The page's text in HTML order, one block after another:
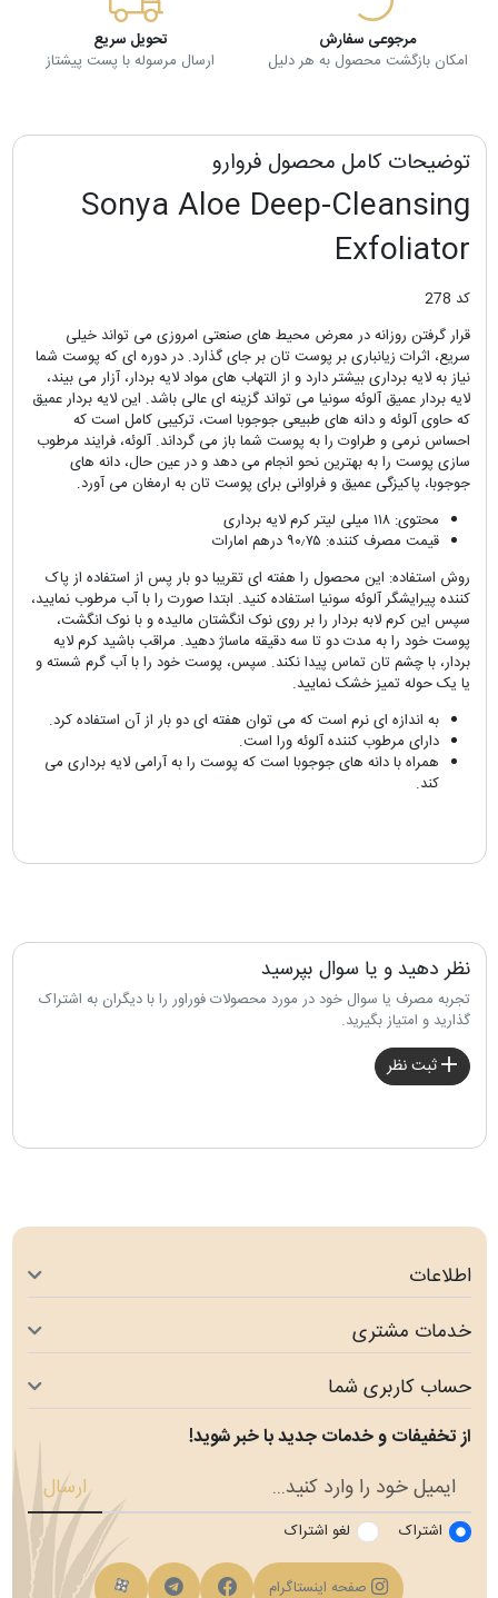
مرجوعی سفارش
امکان بازگشت محصول به هر دلیل
تحویل سریع
ارسال مرسوله با پست پیشتاز
توضیحات کامل محصول فروارو
Sonya Aloe Deep-Cleansing
Exfoliator
کد 278
قرار گرفتن روزانه در معرض محیط های صنعتی امروزی می تواند خیلی
سریع، اثرات زیانباری بر پوست تان بر جای گذارد. در دوره ای که پوست شما
نیاز به لایه برداری بیشتر دارد و از التهاب های مواد لایه بردار، آزار می بیند،
لایه بردار عمیق آلوئه سونیا می تواند گزینه ای عالی باشد. این لایه بردار عمیق
که حاوی آلوئه و دانه های طبیعی جوجوبا است، ترکیبی کامل است که
احساس نرمی و طراوت را به پوست شما باز می گرداند. آلوئه، فرایند مرطوب
سازی پوست را به بهترین نحو انجام می دهد و در عین حال، دانه های
جوجوبا، پاکیزگی عمیق و فراوانی برای پوست تان به ارمغان می آورد.
محتوی: ۱۱۸ میلی لیتر کرم لایه برداری
قیمت مصرف کننده: ۹۰٫۷۵ درهم امارات
روش استفاده: این محصول را هفته ای تقریبا دو بار پس از استفاده از پاک
کننده پیرایشگر آلوئه سونیا استفاده کنید. ابتدا صورت را با آب مرطوب نمایید،
سپس این کرم لابه بردار را بر روی نوک انگشتان مالیده و با نوک انگشت،
پوست خود را به مدت دو تا سه دقیقه ماساژ دهید. مراقب باشید کرم لایه
بردار، با چشم تان تماس پیدا نکند. سپس، پوست خود را با آب گرم شسته و
یا یک حوله تمیز خشک نمایید.
به اندازه ای نرم است که می توان هفته ای دو بار از آن استفاده کرد.
دارای مرطوب کننده آلوئه ورا است.
همراه با دانه های جوجوبا است که پوست را به آرامی لایه برداری می
کند.
نظر دهید و یا سوال بپرسید
تجربه مصرف یا سوال خود در مورد محصولات فوراور را با دیگران به اشتراک
گذارید و امتیاز بگیرید.
ثبت نظر
اطلاعات
خدمات مشتری
حساب کاربری شما
از تخفیفات و خدمات جدید با خبر شوید!
ارسال
اشتراک لغو اشتراک
صفحه اینستاگرام فیسبوک کانال تلگرامکانال آپارات